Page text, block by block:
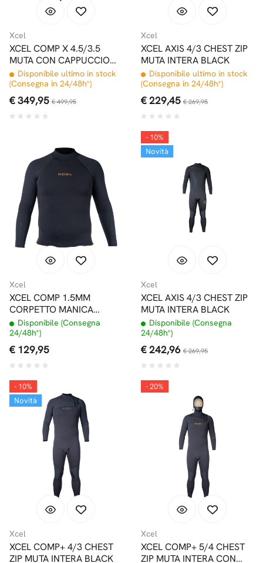
Xcel
XCEL COMP X 4.5/3.5
MUTA CON CAPPUCCIO
FRONT ZIP BLACK
Disponibile ultimo in stock
(Consegna in 24/48h*)
€ 349,95 € 499,95
Xcel
XCEL AXIS 4/3 CHEST ZIP
MUTA INTERA BLACK
Disponibile ultimo in stock
(Consegna in 24/48h*)
€ 229,45 € 269,95
Xcel
XCEL COMP 1.5MM
CORPETTO MANICA
LUNGA BLACK
Disponibile (Consegna
24/48h*)
€ 129,95
- 10%
Novità
Xcel
XCEL AXIS 4/3 CHEST ZIP
MUTA INTERA BLACK
Disponibile (Consegna
24/48h*)
€ 242,96 € 269,95
- 10%
Novità
Xcel
XCEL COMP+ 4/3 CHEST
ZIP MUTA INTERA BLACK
- 20%
Xcel
XCEL COMP+ 5/4 CHEST
ZIP MUTA INTERA CON